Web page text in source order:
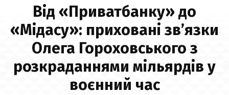
Від «Приватбанку» до
«Мідасу»: приховані зв’язки
Олега Гороховського з
розкраданнями мільярдів у
воєнний час